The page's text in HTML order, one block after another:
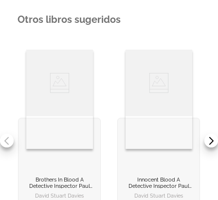
Otros libros sugeridos
VER INFORMACION
Brothers In Blood A
Detective Inspector Paul
Snow Novel 1
David Stuart Davies
VER INFORMACION
Innocent Blood A
Detective Inspector Paul
Snow Novel 2
David Stuart Davies